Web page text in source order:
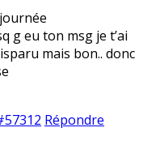
g eu ton msg je t’ai
mais bon.. donc
Répondre